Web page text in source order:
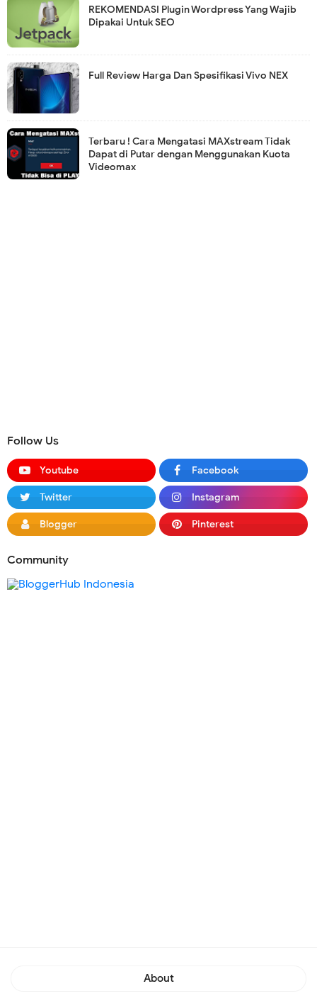
REKOMENDASI Plugin Wordpress Yang Wajib
Dipakai Untuk SEO
Full Review Harga Dan Spesifikasi Vivo NEX
Terbaru ! Cara Mengatasi MAXstream Tidak
Dapat di Putar dengan Menggunakan Kuota
Videomax
Follow Us
Youtube Facebook
Twitter Instagram
Blogger Pinterest
Community
About